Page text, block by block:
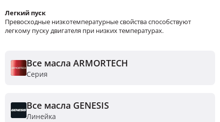
Легкий пуск
Превосходные низкотемпературные свойства способствуют
легкому пуску двигателя при низких температурах.
Все масла ARMORTECH
Серия
Все масла GENESIS
Линейка